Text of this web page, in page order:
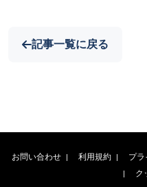
記事一覧に戻る
お問い合わせ | 利用規約 | プ
| ク